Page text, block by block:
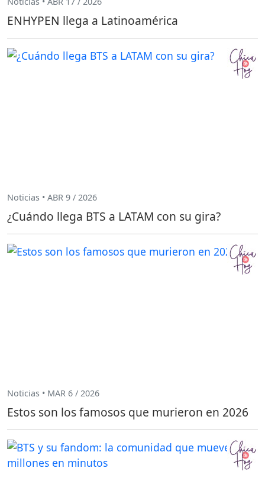
ENHYPEN llega a Latinoamérica
Noticias • ABR 9 / 2026
¿Cuándo llega BTS a LATAM con su gira?
Noticias • MAR 6 / 2026
Estos son los famosos que murieron en 2026